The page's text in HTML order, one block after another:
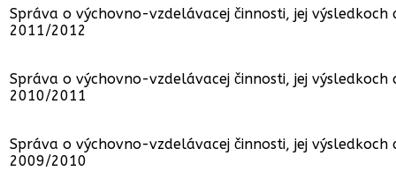
Správa o výchovno-vzdelávacej činnosti, jej
2011/2012
Správa o výchovno-vzdelávacej činnosti, jej
2010/2011
Správa o výchovno-vzdelávacej činnosti, jej
2009/2010